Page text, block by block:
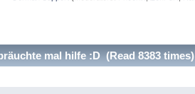
mal hilfe :D (Read 8383 times)